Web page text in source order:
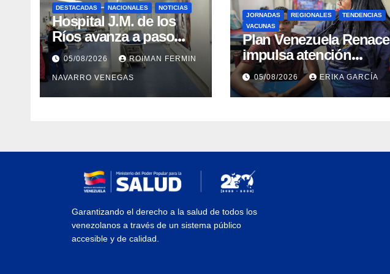
DESTACADAS NACIONALES NOTICIAS
Hospital J.M. de los
Ríos avanza a paso
firme en su
recuperación tras los
recientes eventos
sísmicos
05/08/2026 ROIMAN FERMIN
NAVARRO VENEGAS
JORNADAS REGIONALES
TENDENCIAS
VACUNAS
​Plan Venezuela Renace
impulsa atención
integral a refugiados y
evaluación de
vacunación en Aragua
05/08/2026 ERIKA GARCÍA
Garantizando el derecho a la salud de todos los
venezolanos a través de un sistema público
accesible y de calidad.